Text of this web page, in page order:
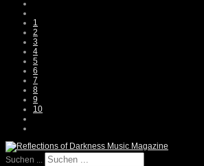
1
2
3
4
5
6
7
8
9
10
Suchen ...